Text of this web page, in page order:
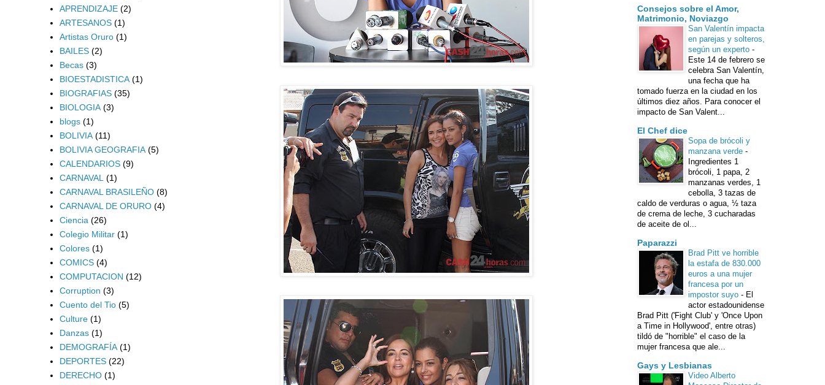
APRENDIZAJE (2)
ARTESANOS (1)
Artistas Oruro (1)
BAILES (2)
Becas (3)
BIOESTADISTICA (1)
BIOGRAFIAS (35)
BIOLOGIA (3)
blogs (1)
BOLIVIA (11)
BOLIVIA GEOGRAFIA (5)
CALENDARIOS (9)
CARNAVAL (1)
CARNAVAL BRASILEÑO (8)
CARNAVAL DE ORURO (4)
Ciencia (26)
Colegio Militar (1)
Colores (1)
COMICS (4)
COMPUTACION (12)
Corruption (3)
Cuento del Tio (5)
Culture (1)
Danzas (1)
DEMOGRAFÍA (1)
DEPORTES (22)
DERECHO (1)
Consejos sobre el Amor,
Matrimonio, Noviazgo
San Valentín impacta
en parejas y solteros,
según un experto -
Este 14 de febrero se
celebra San Valentín,
una fecha que ha
tomado fuerza en la ciudad en los
últimos diez años. Para conocer el
impacto de San Valent...
El Chef dice
Sopa de brócoli y
manzana verde -
Ingredientes 1
brócoli, 1 papa, 2
manzanas verdes, 1
cebolla, 3 tazas de
caldo de verduras o agua, ½ taza
de crema de leche, 3 cucharadas
de aceite de ol...
Paparazzi
Brad Pitt ve horrible
la estafa de 830.000
euros a una mujer
francesa por un
impostor suyo - El
actor estadounidense
Brad Pitt ('Fight Club' y 'Once Upon
a Time in Hollywood', entre otras)
tildó de "horrible" el caso de la
mujer francesa que ale...
Gays y Lesbianas
Video Alberto